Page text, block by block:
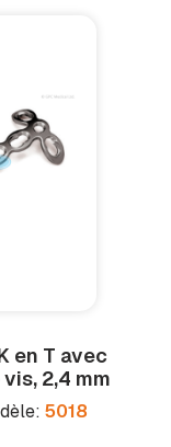
en T avec
2,4 mm
5018